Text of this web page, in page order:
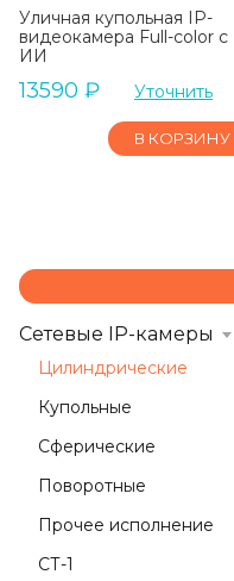
Уличная купольная IP-
видеокамера Full-color с
ИИ
13590 ₽ Уточнить
В КОРЗИНУ
Сетевые IP-камеры
Цилиндрические
Купольные
Сферические
Поворотные
Прочее исполнение
СТ-1